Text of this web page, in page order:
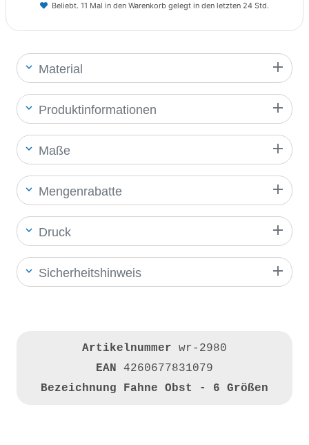
Beliebt. 11 Mal in den Warenkorb gelegt in den letzten 24 Std.
Material
Produktinformationen
Maße
Mengenrabatte
Druck
Sicherheitshinweis
Artikelnummer wr-2980
EAN 4260677831079
Bezeichnung Fahne Obst - 6 Größen